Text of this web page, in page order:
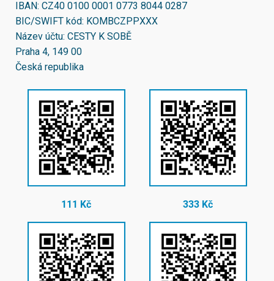
IBAN: CZ40 0100 0001 0773 8044 0287
BIC/SWIFT kód: KOMBCZPPXXX
Název účtu: CESTY K SOBĚ
Praha 4, 149 00
Česká republika
111 Kč 333 Kč